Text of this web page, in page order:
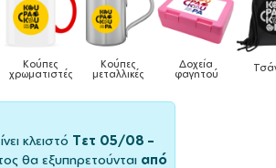
Τσάντες Ποδιές
μαγειρικής Mousepad
κλειστό Τετ 05/08 –
θα εξυπηρετούνται από